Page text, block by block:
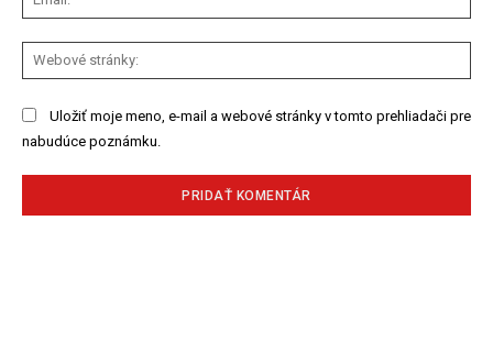
Uložiť moje meno, e-mail a webové stránky v tomto prehliadači pre
nabudúce poznámku.